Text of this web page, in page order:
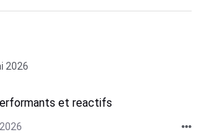
2026
et reactifs